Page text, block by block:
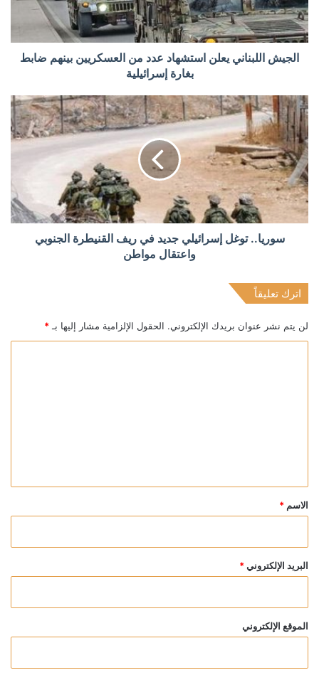
الجيش اللبناني يعلن استشهاد عدد من العسكريين بينهم ضابط
بغارة إسرائيلية
سوريا.. توغل إسرائيلي جديد في ريف القنيطرة الجنوبي
واعتقال مواطن
اترك تعليقاً
لن يتم نشر عنوان بريدك الإلكتروني. الحقول الإلزامية مشار إليها بـ *
*
الاسم *
البريد الإلكتروني *
الموقع الإلكتروني